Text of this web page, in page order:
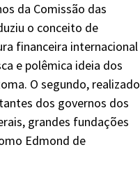
da Comissão das
o conceito de
financeira internacional
e polêmica ideia dos
O segundo, realizado
dos governos dos
grandes fundações
Edmond de